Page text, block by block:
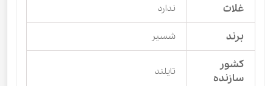
غلات ندارد
برند شسیر
کشور
سازنده
تایلند